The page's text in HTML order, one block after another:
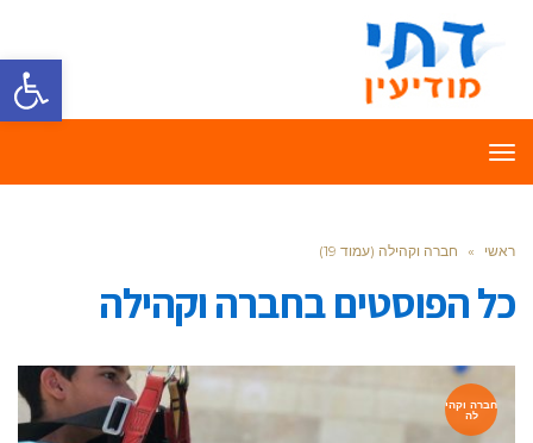
פתח
תפריט
ראשי » חברה וקהילה (עמוד 19)
כל הפוסטים בחברה וקהילה
חברה וקהי
לה